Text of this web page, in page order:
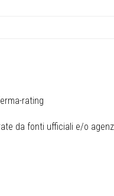
rating
da fonti ufficiali e/o